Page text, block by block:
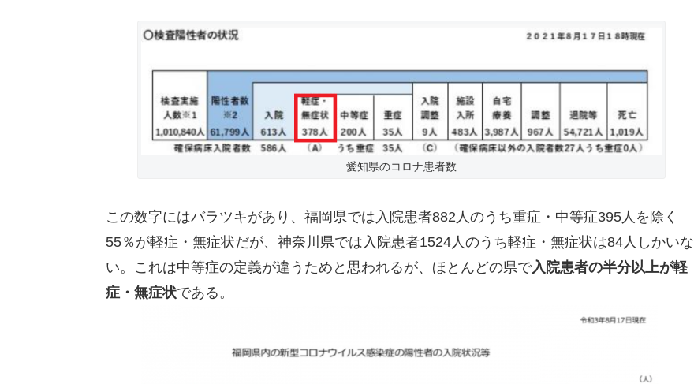
愛知県のコロナ患者数
この数字にはバラツキがあり、福岡県では入院患者882人のうち重症・中等症395人を除く
55％が軽症・無症状だが、神奈川県では入院患者1524人のうち軽症・無症状は84人しかいな
い。これは中等症の定義が違うためと思われるが、ほとんどの県で入院患者の半分以上が軽
症・無症状である。